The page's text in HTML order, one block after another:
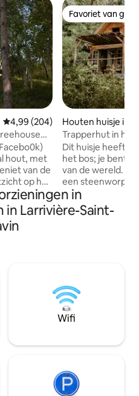
Gemiddelde beoordeling van
4,99 (204)
hout, met
van de
op het
bed van
Favoriet van
Favoriet van
Houten huisje in
d'Orion
Trapperhut in het
Dit huisje heeft
het bos; je bent
van de wereld.
een steenworp
Laat je tijdens je
verlangens. De
slaapkamer
charcuterie- en
avonds
bestellen)
in
Larrivière-Saint-
Wifi